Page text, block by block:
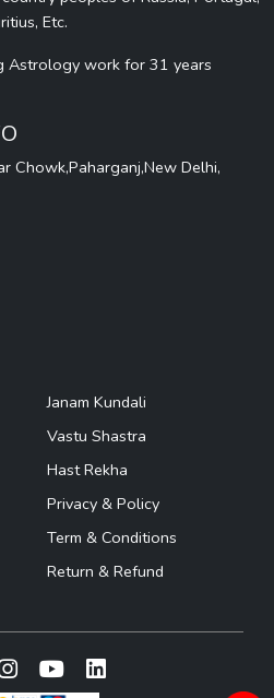
Etc.
Astrology work for 31 years
Chowk,Paharganj,New Delhi,
Janam Kundali
Vastu Shastra
Hast Rekha
Privacy & Policy
Term & Conditions
Return & Refund